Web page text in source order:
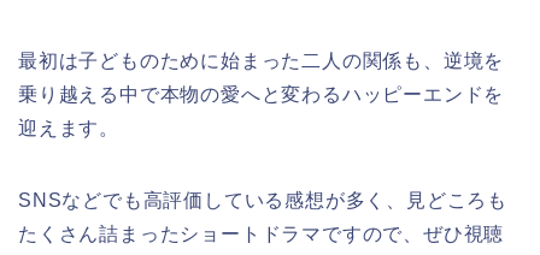
最初は子どものために始まった二人の関係も、逆境を
乗り越える中で本物の愛へと変わるハッピーエンドを
迎えます。
SNSなどでも高評価している感想が多く、見どころも
たくさん詰まったショートドラマですので、ぜひ視聴